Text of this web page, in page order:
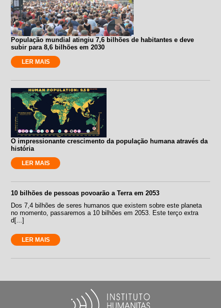
População mundial atingiu 7,6 bilhões de habitantes e deve
subir para 8,6 bilhões em 2030
LER MAIS
O impressionante crescimento da população humana através da
história
LER MAIS
10 bilhões de pessoas povoarão a Terra em 2053
Dos 7,4 bilhões de seres humanos que existem sobre este planeta
no momento, passaremos a 10 bilhões em 2053. Este terço extra
d[...]
LER MAIS